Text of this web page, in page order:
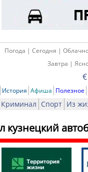
Погода | Сегодня |
Завтра |
€
История Афиша Полезное
Криминал Спорт Из